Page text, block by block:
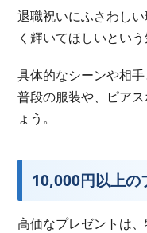
退職祝いにふさわし
く輝いてほしいという
具体的なシーンや相
普段の服装や、ピア
ょう。
10,000円以上の
高価なプレゼントは